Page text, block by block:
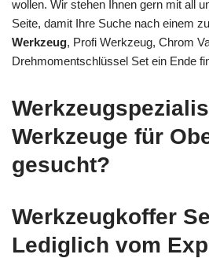
wollen. Wir stehen Ihnen gern mit all
Seite, damit Ihre Suche nach einem
Werkzeug, Profi Werkzeug, Chrom
Drehmomentschlüssel Set ein Ende
Werkzeuge für
gesucht?
Werkzeugkoffer
Lediglich vom